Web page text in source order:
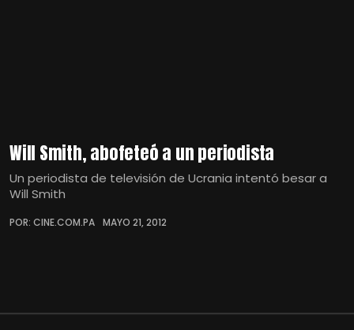
Will Smith, abofeteó a un periodista
Un periodista de televisión de Ucrania intentó besar a
Will Smith
POR: CINE.COM.PA MAYO 21, 2012